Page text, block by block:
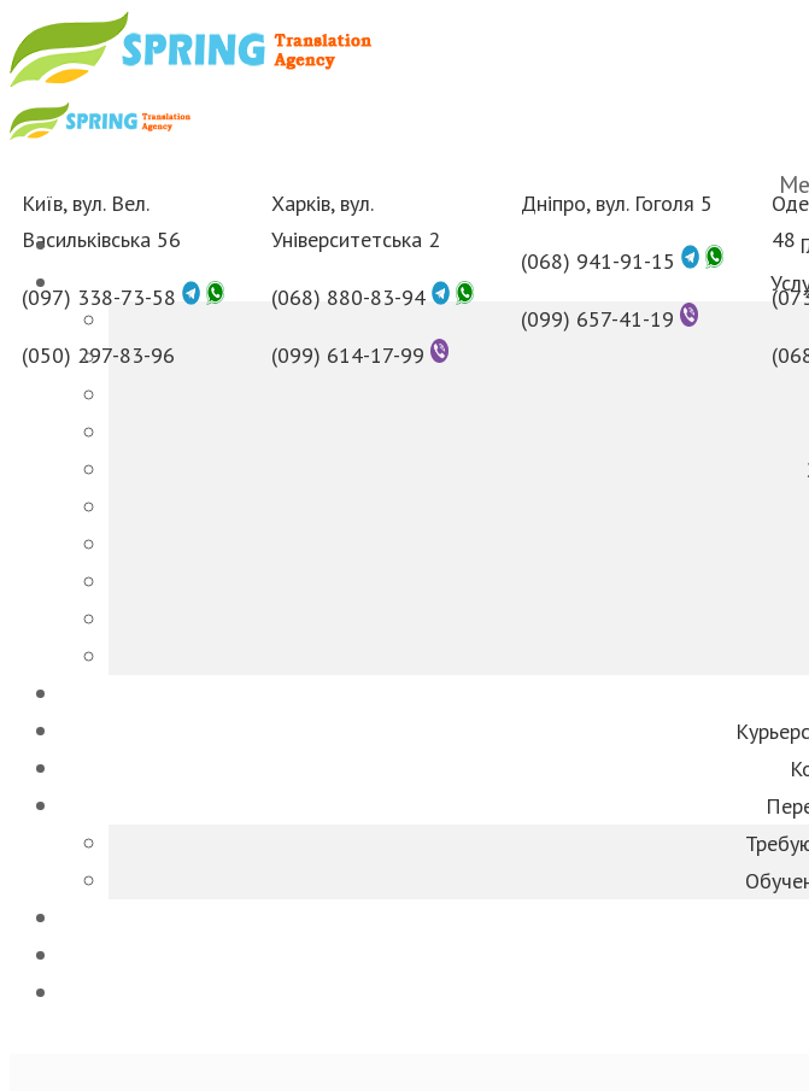
Київ, вул. Вел.
Васильківська 56
(097) 338-73-58
(050) 297-83-96
Харків, вул.
Університетська 2
(068) 880-83-94
(099) 614-17-99
Дніпро, вул. Гоголя 5
(068) 941-91-15
(099) 657-41-19
48